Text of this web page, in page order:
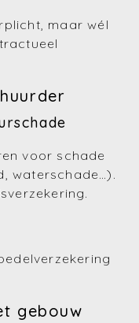
maar wél
voor schade
waterschade…).
gebouw